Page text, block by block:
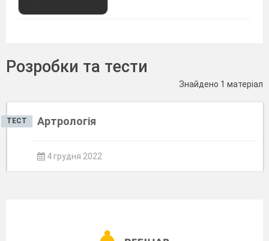
Розробки та тести
Знайдено 1 матеріал
ТЕСТ Артрологія
4 грудня 2022